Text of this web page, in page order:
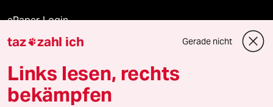
ePaper Login
Downloads für Abonnierende
taz zahl ich Gerade nicht
Links lesen, rechts
bekämpfen